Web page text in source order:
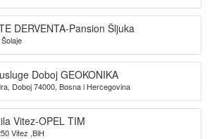
DERVENTA-Pansion Šljuka
Doboj GEOKONIKA
Doboj 74000, Bosna i Hercegovina
Vitez-OPEL TIM
Vitez ,BiH